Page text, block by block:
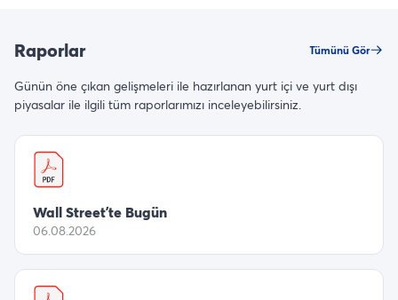
Raporlar Tümünü Gör
Günün öne çıkan gelişmeleri ile hazırlanan yurt içi ve yurt dışı
piyasalar ile ilgili tüm raporlarımızı inceleyebilirsiniz.
Wall Street’te Bugün
06.08.2026